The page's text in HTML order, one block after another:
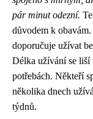
pár minut odezní.
důvodem k
doporučuje užívat
Délka užívání se
potřebách. Někteří
několika dnech
týdnů.